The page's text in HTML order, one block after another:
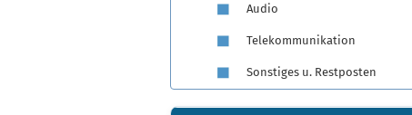
Audio
Telekommunikation
Sonstiges u. Restposten